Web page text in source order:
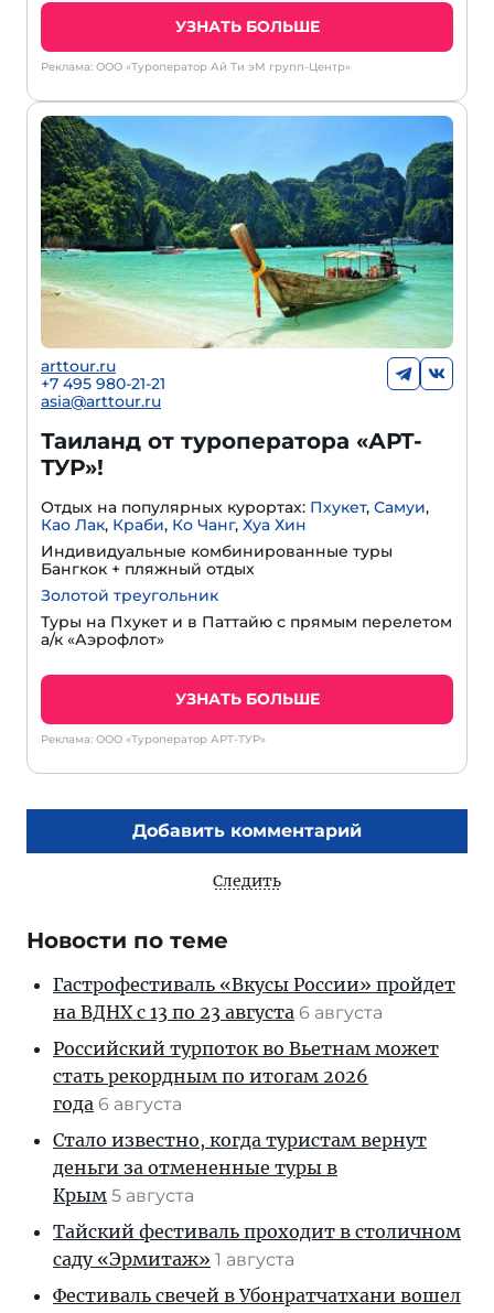
УЗНАТЬ БОЛЬШЕ
Реклама: ООО «Туроператор Ай Ти эМ групп-Центр»
arttour.ru
+7 495 980-21-21
asia@arttour.ru
Таиланд от туроператора «АРТ-
ТУР»!
Отдых на популярных курортах: Пхукет, Самуи,
Као Лак, Краби, Ко Чанг, Хуа Хин
Индивидуальные комбинированные туры
Бангкок + пляжный отдых
Золотой треугольник
Туры на Пхукет и в Паттайю с прямым перелетом
а/к «Аэрофлот»
УЗНАТЬ БОЛЬШЕ
Реклама: ООО «Туроператор АРТ-ТУР»
Добавить комментарий
Следить
Новости по теме
Гастрофестиваль «Вкусы России» пройдет
на ВДНХ с 13 по 23 августа 6 августа
Российский турпоток во Вьетнам может
стать рекордным по итогам 2026
года 6 августа
Стало известно, когда туристам вернут
деньги за отмененные туры в
Крым 5 августа
Тайский фестиваль проходит в столичном
саду «Эрмитаж» 1 августа
Фестиваль свечей в Убонратчатхани вошел